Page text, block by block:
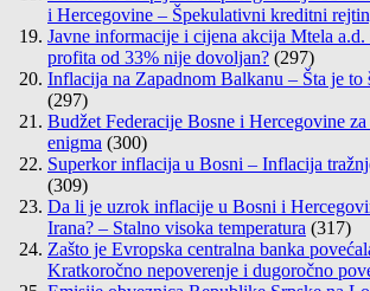
i Hercegovine – Špekulativni kreditni
Javne informacije i cijena akcija Mtela
profita od 33% nije dovoljan? (297)
Inflacija na Zapadnom Balkanu – Šta je to
(297)
Budžet Federacije Bosne i Hercegovine
enigma (300)
Superkor inflacija u Bosni – Inflacija
(309)
Da li je uzrok inflacije u Bosni i
Irana? – Stalno visoka temperatura (317)
Zašto je Evropska centralna banka
Kratkoročno nepoverenje i dugoročno